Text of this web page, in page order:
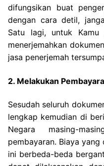
difungsikan buat
dengan cara detil,
Satu lagi, untuk Kamu
menerjemahkan
jasa penerjemah
2. Melakukan
Sesudah seluruh
lengkap kemudian di
Negara masing-
pembayaran. Biaya
ini berbeda-beda